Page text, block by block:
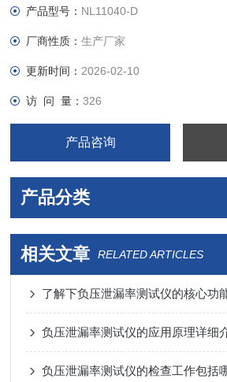
产品型号： NL11040-D
厂商性质：生产厂家
更新时间： 2026-02-10
访 问 量：326
产品咨询
产品分类
相关文章 RELATED ARTICLES
了解下负压泄漏率测试仪的核心功
负压泄漏率测试仪的应用原理详细
负压泄漏率测试仪的检查工作包括